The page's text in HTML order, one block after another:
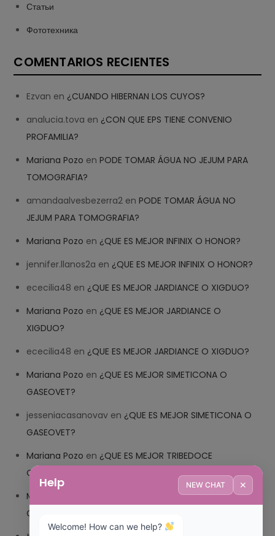
Статьи
Фототехника
COMENTARIOS RECIENTES
Ezvan en ¿CUANDO HIBERNAN LOS CUYOS?
analucia.tova en ¿CON QUE EPS TIENE CONVENIO
PROFAMILIA?
Mariana Pozo enPODE TOMAR ÁGUA NO JEJUM PARA
TOMOGRAFIA?
amandaalvesbezerra2 enPODE TOMAR ÁGUA NO
JEJUM PARA TOMOGRAFIA?
Mariana Pozo en ¿QUE ES MEJOR INFINIX O HONOR?
jennifer.llanos2a en ¿QUE ES MEJOR INFINIX O HONOR?
ececilia48 en ¿QUE ES MEJOR JARDIANCE O XIGDUO?
Mariana Pozo en ¿QUE ES MEJOR JARDIANCE O
XIGDUO?
ececilia48 en ¿QUE ES MEJOR JARDIANCE O XIGDUO?
Mariana Pozo en ¿QUE ES MEJOR SIMETICONA O
GASEOVET?
jesseniacasanovav en ¿QUE ES MEJOR SIMETICONA O
GASEOVET?
Mariana Pozo en ¿QUE ES MEJOR TRIBEDOCE
COMPUESTO O TRIBEDOCE DX?
Mariana Pozo
¿QUE ES MEJOR TRIBEDOCE
COMPUESTO O TRIBEDOCE DX?
Help NEW CHAT ✕
Welcome! How can we help?